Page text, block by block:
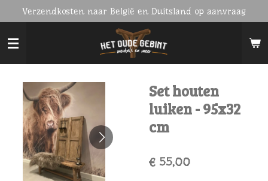
direct
naar
de
hoofdinhoud
Verzendkosten naar België en Duitsland op aanvraag
Set houten
luiken - 95x32
cm
€ 55,00